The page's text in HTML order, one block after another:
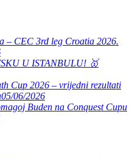
– CEC 3rd leg Croatia 2026.
U ISTANBULU! 🥇
Cup 2026 – vrijedni rezultati
05/06/2026
Buden na Conquest Cupu